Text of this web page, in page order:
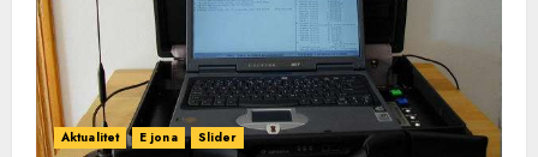
Aktualitet E jona Slider